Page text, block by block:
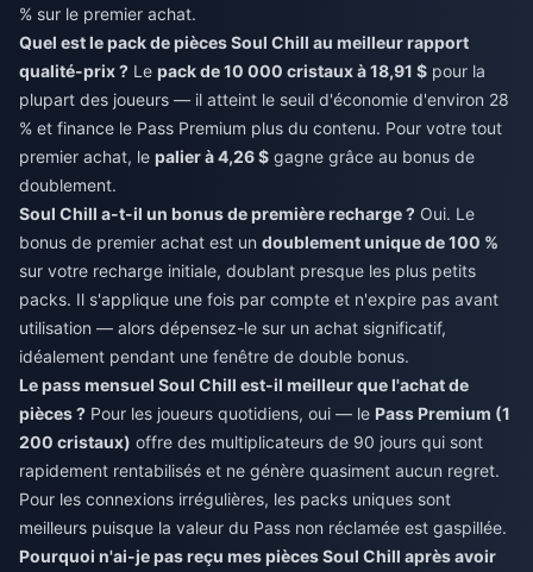
% sur le premier achat.
Quel est le pack de pièces Soul Chill au meilleur rapport
qualité-prix ? Le pack de 10 000 cristaux à 18,91 $ pour la
plupart des joueurs — il atteint le seuil d'économie d'environ 28
% et finance le Pass Premium plus du contenu. Pour votre tout
premier achat, le palier à 4,26 $ gagne grâce au bonus de
doublement.
Soul Chill a-t-il un bonus de première recharge ? Oui. Le
bonus de premier achat est un doublement unique de 100 %
sur votre recharge initiale, doublant presque les plus petits
packs. Il s'applique une fois par compte et n'expire pas avant
utilisation — alors dépensez-le sur un achat significatif,
idéalement pendant une fenêtre de double bonus.
Le pass mensuel Soul Chill est-il meilleur que l'achat de
pièces ? Pour les joueurs quotidiens, oui — le Pass Premium (1
200 cristaux) offre des multiplicateurs de 90 jours qui sont
rapidement rentabilisés et ne génère quasiment aucun regret.
Pour les connexions irrégulières, les packs uniques sont
meilleurs puisque la valeur du Pass non réclamée est gaspillée.
Pourquoi n'ai-je pas reçu mes pièces Soul Chill après avoir